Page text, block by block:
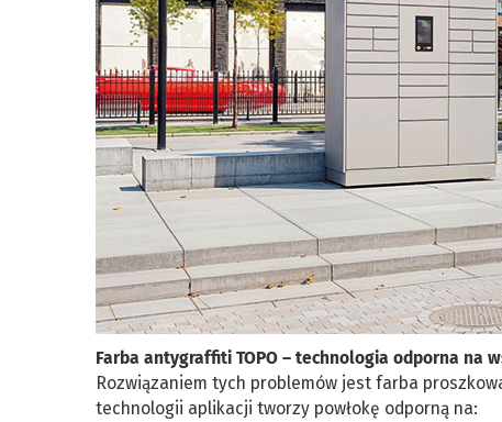
Farba antygraffiti TOPO – technologia odporna na
Rozwiązaniem tych problemów jest farba
technologii aplikacji tworzy powłokę odporną na: